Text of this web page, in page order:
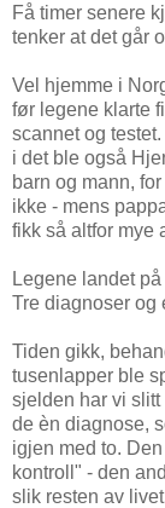
Få timer senere
tenker at det går
Vel hjemme i
før legene klarte
scannet og
i det ble også
barn og mann,
ikke - mens
fikk så altfor mye
Legene landet
Tre diagnoser og
Tiden gikk,
tusenlapper ble
sjelden har vi
de èn diagnose,
igjen med to.
kontroll" - den
slik resten av